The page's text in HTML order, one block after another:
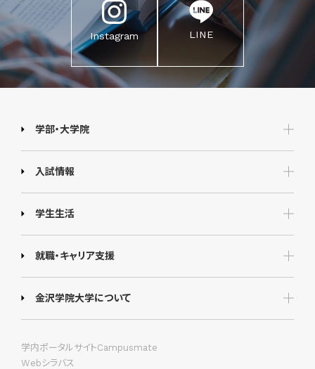
Instagram LINE
学部・大学院
入試情報
学生生活
就職・キャリア支援
金沢学院大学について
学内ポータルサイトCampusmate
Webシラバス